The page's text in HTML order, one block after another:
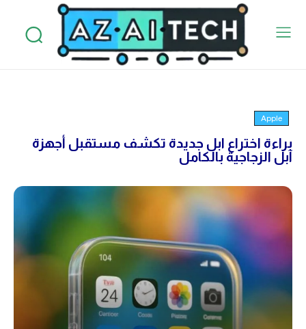
Apple
براءة اختراع ابل جديدة تكشف مستقبل أجهزة
آبل الزجاجية بالكامل